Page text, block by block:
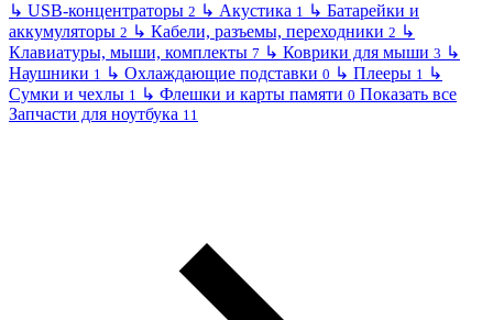
↳ USB-концентраторы 2 ↳ Акустика 1 ↳ Батарейки и
аккумуляторы 2 ↳ Кабели, разъемы, переходники 2 ↳
Клавиатуры, мыши, комплекты 7 ↳ Коврики для мыши 3 ↳
Наушники 1 ↳ Охлаждающие подставки 0 ↳ Плееры 1 ↳
Сумки и чехлы 1 ↳ Флешки и карты памяти 0 Показать все
Запчасти для ноутбука 11